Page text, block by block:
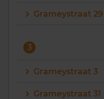
Grameystraat 29
3
Grameystraat 3
Grameystraat 31